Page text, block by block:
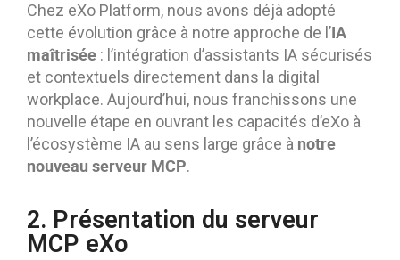
Chez eXo Platform, nous avons déjà adopté
cette évolution grâce à notre approche de l’IA
maîtrisée : l’intégration d’assistants IA sécurisés
et contextuels directement dans la digital
workplace. Aujourd’hui, nous franchissons une
nouvelle étape en ouvrant les capacités d’eXo à
l’écosystème IA au sens large grâce à notre
nouveau serveur MCP.
2. Présentation du serveur
MCP eXo